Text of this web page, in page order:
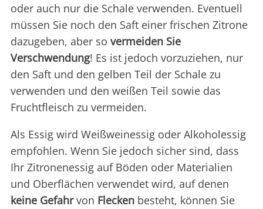
oder auch nur die Schale verwenden. Eventuell
müssen Sie noch den Saft einer frischen Zitrone
dazugeben, aber so vermeiden Sie
Verschwendung! Es ist jedoch vorzuziehen, nur
den Saft und den gelben Teil der Schale zu
verwenden und den weißen Teil sowie das
Fruchtfleisch zu vermeiden.
Als Essig wird Weißweinessig oder Alkoholessig
empfohlen. Wenn Sie jedoch sicher sind, dass
Ihr Zitronenessig auf Böden oder Materialien
und Oberflächen verwendet wird, auf denen
keine Gefahrvon Flecken besteht, können Sie